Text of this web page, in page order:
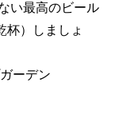
い最高のビール
杯）しましょ
ーデン